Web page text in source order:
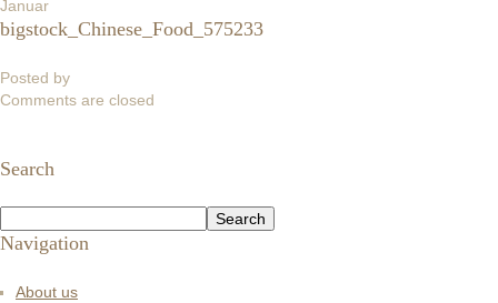
Januar
bigstock_Chinese_Food_575233
Posted by
Comments are closed
Search
Navigation
About us